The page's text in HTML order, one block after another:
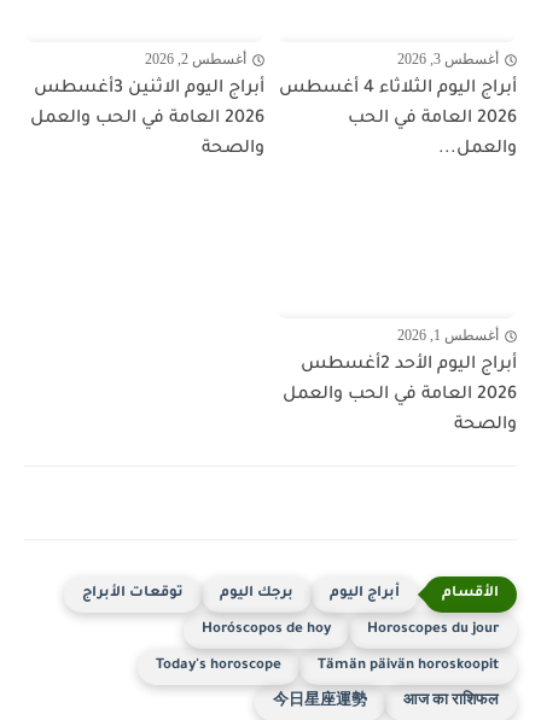
أغسطس 3, 2026
أبراج اليوم الثلاثاء 4 أغسطس
2026 العامة في الحب
والعمل...
أغسطس 2, 2026
أبراج اليوم الاثنين 3أغسطس
2026 العامة في الحب والعمل
والصحة
أغسطس 1, 2026
أبراج اليوم الأحد 2أغسطس
2026 العامة في الحب والعمل
والصحة
أبراج اليوم برجك اليوم توقعات الأبراج
Horoscopes du jour
Horóscopos de hoy
Tämän päivän horoskoopit
Today's horoscope
आज का राशिफल
今日星座運勢